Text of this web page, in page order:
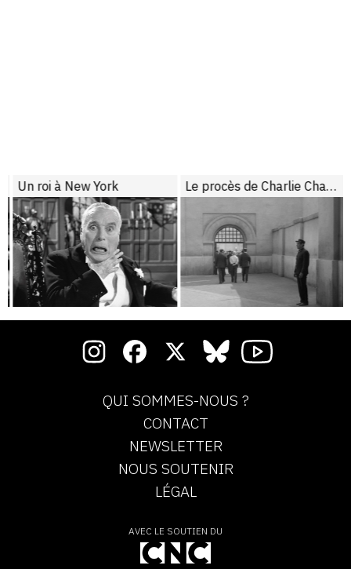
Un roi à New York Le procès de Charlie Chaplin
QUI SOMMES-NOUS ?
CONTACT
NEWSLETTER
NOUS SOUTENIR
LÉGAL
AVEC LE SOUTIEN DU